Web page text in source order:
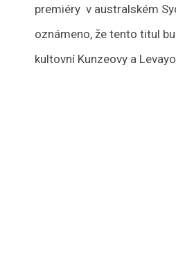
premiéry v australském
oznámeno, že tento titul
kultovní Kunzeovy a